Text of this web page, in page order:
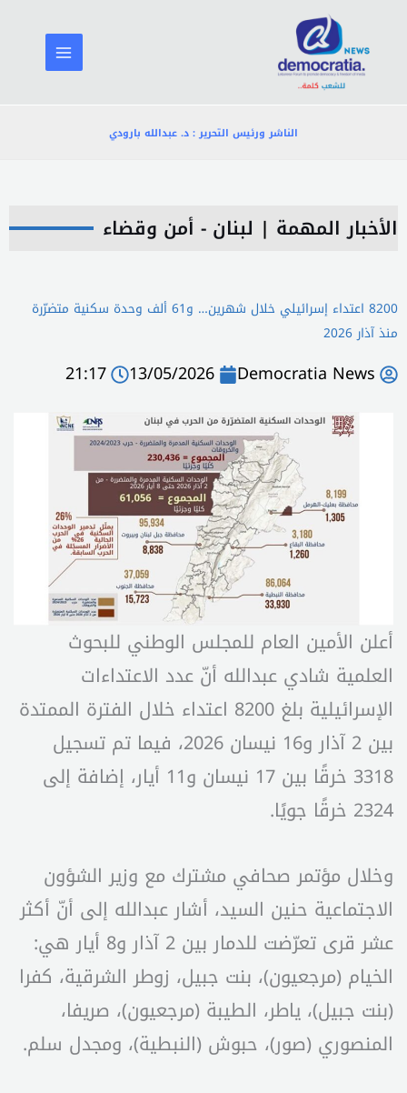
المحتوى
الناشر ورئيس التحرير : د. عبدالله بارودي
الأخبار المهمة | لبنان - أمن وقضاء
8200 اعتداء إسرائيلي خلال شهرين… و61 ألف وحدة سكنية متضرّرة
منذ آذار 2026
Democratia News
13/05/2026
21:17
أعلن الأمين العام للمجلس الوطني للبحوث
العلمية شادي عبدالله أنّ عدد الاعتداءات
الإسرائيلية بلغ 8200 اعتداء خلال الفترة الممتدة
بين 2 آذار و16 نيسان 2026، فيما تم تسجيل
3318 خرقًا بين 17 نيسان و11 أيار، إضافة إلى
2324 خرقًا جويًا.
وخلال مؤتمر صحافي مشترك مع وزير الشؤون
الاجتماعية حنين السيد، أشار عبدالله إلى أنّ أكثر
عشر قرى تعرّضت للدمار بين 2 آذار و8 أيار هي:
الخيام (مرجعيون)، بنت جبيل، زوطر الشرقية، كفرا
(بنت جبيل)، ياطر، الطيبة (مرجعيون)، صريفا،
المنصوري (صور)، حبوش (النبطية)، ومجدل سلم.